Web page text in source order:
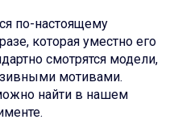
по-настоящему
которая уместно его
смотрятся модели,
мотивами.
найти в нашем